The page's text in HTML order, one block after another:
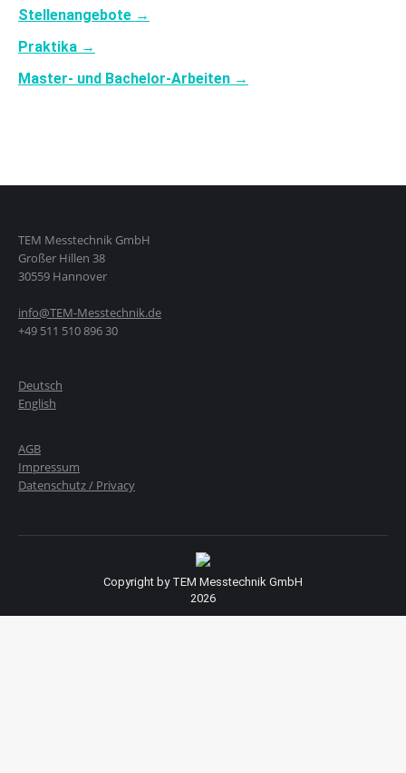
Stellenangebote →
Praktika →
Master- und Bachelor-Arbeiten →
TEM Messtechnik GmbH
Großer Hillen 38
30559 Hannover
info@TEM-Messtechnik.de
+49 511 510 896 30
Deutsch
English
AGB
Impressum
Datenschutz / Privacy
Copyright by TEM Messtechnik GmbH
2026